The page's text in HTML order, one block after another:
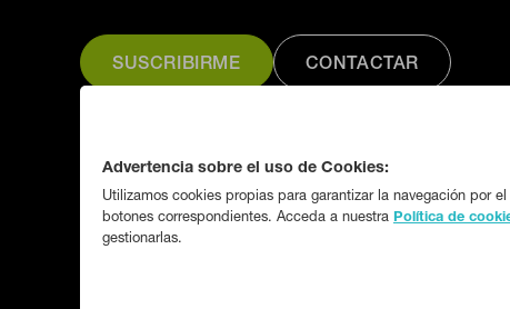
SUSCRIBIRME CONTACTAR
Advertencia sobre el uso de Cookies:
Utilizamos cookies propias para garantizar la navegación por
botones correspondientes. Acceda a nuestra Política de
gestionarlas.